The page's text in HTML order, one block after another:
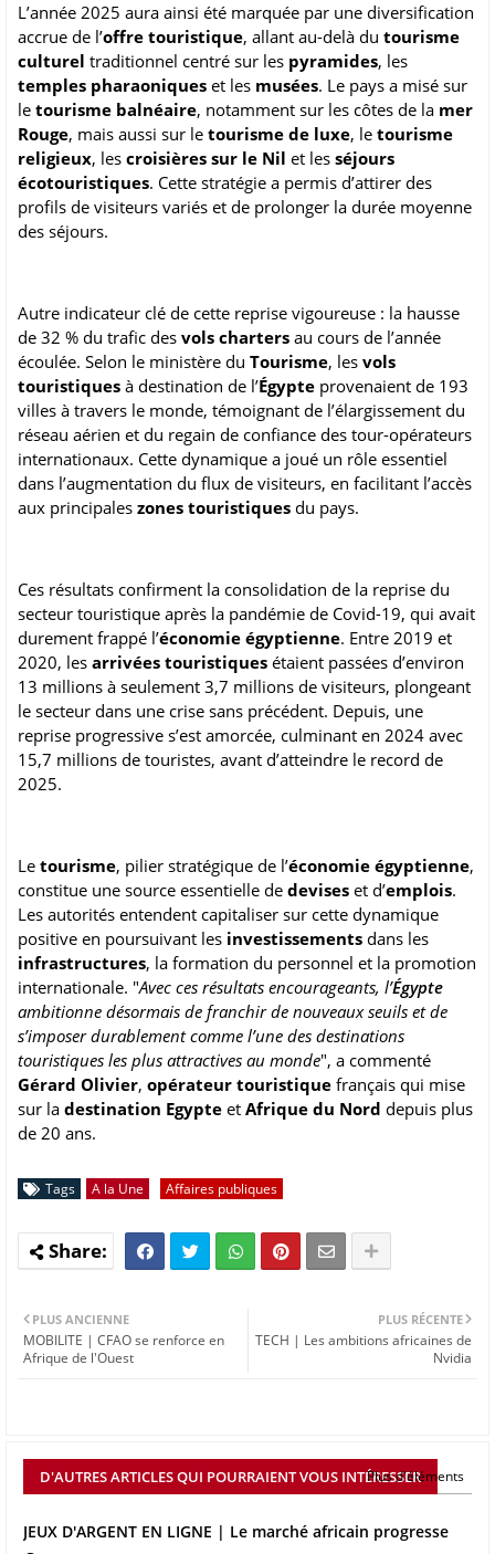
L’année 2025 aura ainsi été marquée par une diversification
accrue de l’offre touristique, allant au-delà du tourisme
culturel traditionnel centré sur les pyramides, les
temples pharaoniques et les musées. Le pays a misé sur
le tourisme balnéaire, notamment sur les côtes de la mer
Rouge, mais aussi sur le tourisme de luxe, le tourisme
religieux, les croisières sur le Nil et les séjours
écotouristiques. Cette stratégie a permis d’attirer des
profils de visiteurs variés et de prolonger la durée moyenne
des séjours.
Autre indicateur clé de cette reprise vigoureuse : la hausse
de 32 % du trafic des vols charters au cours de l’année
écoulée. Selon le ministère du Tourisme, les vols
touristiques à destination de l’Égypte provenaient de 193
villes à travers le monde, témoignant de l’élargissement du
réseau aérien et du regain de confiance des tour-opérateurs
internationaux. Cette dynamique a joué un rôle essentiel
dans l’augmentation du flux de visiteurs, en facilitant l’accès
aux principales zones touristiques du pays.
Ces résultats confirment la consolidation de la reprise du
secteur touristique après la pandémie de Covid-19, qui avait
durement frappé l’économie égyptienne. Entre 2019 et
2020, les arrivées touristiques étaient passées d’environ
13 millions à seulement 3,7 millions de visiteurs, plongeant
le secteur dans une crise sans précédent. Depuis, une
reprise progressive s’est amorcée, culminant en 2024 avec
15,7 millions de touristes, avant d’atteindre le record de
2025.
Le tourisme, pilier stratégique de l’économie égyptienne,
constitue une source essentielle de devises et d’emplois.
Les autorités entendent capitaliser sur cette dynamique
positive en poursuivant les investissements dans les
infrastructures, la formation du personnel et la promotion
internationale. "Avec ces résultats encourageants, l’Égypte
ambitionne désormais de franchir de nouveaux seuils et de
s’imposer durablement comme l’une des destinations
touristiques les plus attractives au monde", a commenté
Gérard Olivier, opérateur touristique français qui mise
sur la destination Egypte et Afrique du Nord depuis plus
de 20 ans.
Tags A la Une Affaires publiques
PLUS RÉCENTE
TECH | Les ambitions africaines de
Nvidia
PLUS ANCIENNE
MOBILITE | CFAO se renforce en
Afrique de l'Ouest
D'AUTRES ARTICLES QUI POURRAIENT VOUS INTÉRESSER
Plus d'éléments
JEUX D'ARGENT EN LIGNE | Le marché africain progresse